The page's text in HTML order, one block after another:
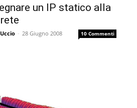
un IP statico alla
- 28 Giugno 2008 10 Commenti